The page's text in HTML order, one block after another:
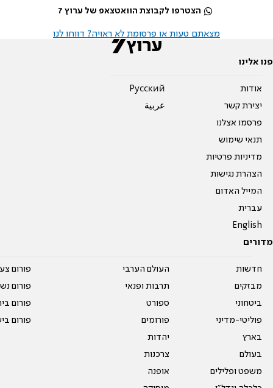
הצטרפו לקבוצת הוואטצאפ של ערוץ 7
מצאתם טעות או פרסומת לא ראויה? דווחו לנו
פנו אלינו
אודות
יצירת קשר
פרסמו אצלנו
תנאי שימוש
מדיניות פרטיות
הצהרת נגישות
המייל האדום
עברית
English
Pусский
عربية
מדורים
חדשות
מבזקים
ביטחוני
פוליטי-מדיני
בארץ
בעולם
משפט ופלילים
העולם הערבי
תרבות ופנאי
ספורט
פורומים
יהדות
צרכנות
אופנה
פורום
פורום
פורום
פורום